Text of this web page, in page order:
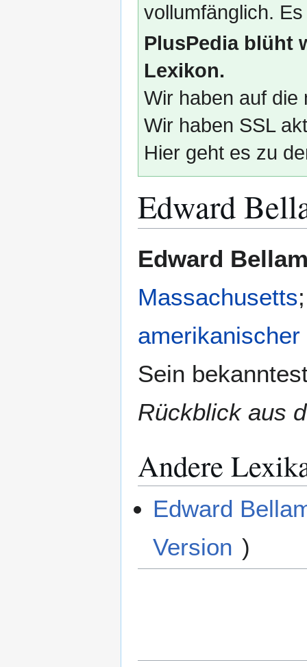
vollumfänglich.
PlusPedia blüht
Lexikon.
Wir haben auf die
Wir haben SSL
Hier geht es zu
Edward
Navigation
Suche
Edward
Massachusetts
amerikanischer
Sein
Rückblick aus
Andere
Edward
Version )